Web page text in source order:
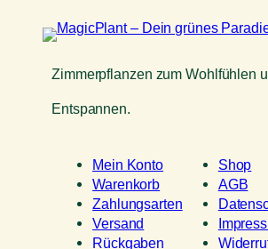
Zimmerpflanzen zum Wohlfühlen
Entspannen.
Mein Konto
Warenkorb
Zahlungsarten
Versand
Rückgaben
Shop
AGB